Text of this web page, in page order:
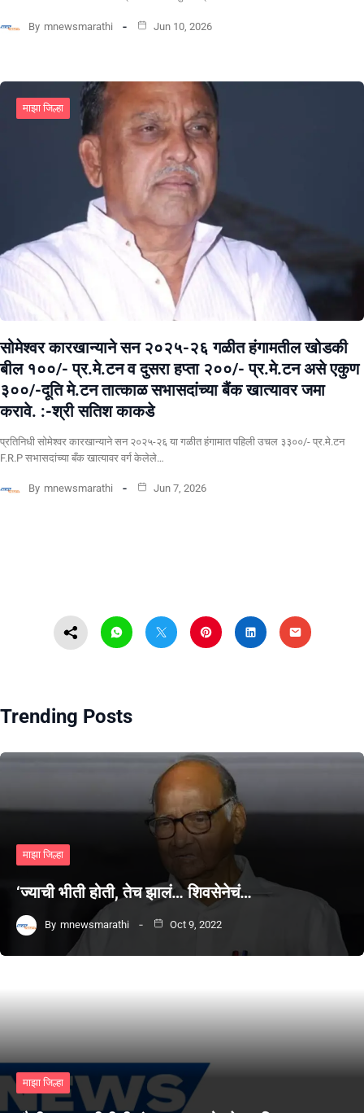
By mnewsmarathi Jun 10, 2026
माझा जिल्हा
सोमेश्वर कारखान्याने सन २०२५-२६ गळीत हंगामतील खोडकी
बील १००/- प्र.मे.टन व दुसरा हप्ता २००/- प्र.मे.टन असे एकुण
३००/-दूति मे.टन तात्काळ सभासदांच्या बैंक खात्यावर जमा
करावे. :-श्री सतिश काकडे
प्रतिनिधी सोमेश्वर कारखान्याने सन २०२५-२६ या गळीत हंगामात पहिली उचल ३३००/- प्र.मे.टन
F.R.P सभासदांच्या बँक खात्यावर वर्ग केलेले…
By mnewsmarathi Jun 7, 2026
Trending Posts
माझा जिल्हा
‘ज्याची भीती होती, तेच झालं… शिवसेनेचं…
By mnewsmarathi Oct 9, 2022
माझा जिल्हा